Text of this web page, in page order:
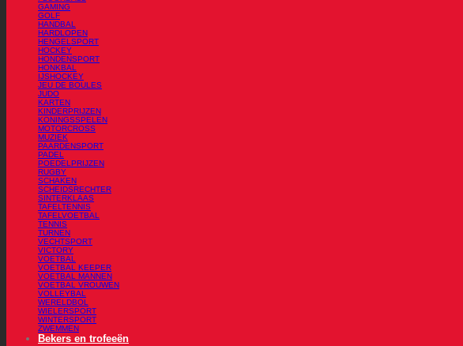
GAMING
GOLF
HANDBAL
HARDLOPEN
HENGELSPORT
HOCKEY
HONDENSPORT
HONKBAL
IJSHOCKEY
JEU DE BOULES
JUDO
KARTEN
KINDERPRIJZEN
KONINGSSPELEN
MOTORCROSS
MUZIEK
PAARDENSPORT
PADEL
POEDELPRIJZEN
RUGBY
SCHAKEN
SCHEIDSRECHTER
SINTERKLAAS
TAFELTENNIS
TAFELVOETBAL
TENNIS
TURNEN
VECHTSPORT
VICTORY
VOETBAL
VOETBAL KEEPER
VOETBAL MANNEN
VOETBAL VROUWEN
VOLLEYBAL
WERELDBOL
WIELERSPORT
WINTERSPORT
ZWEMMEN
Bekers en trofeeën